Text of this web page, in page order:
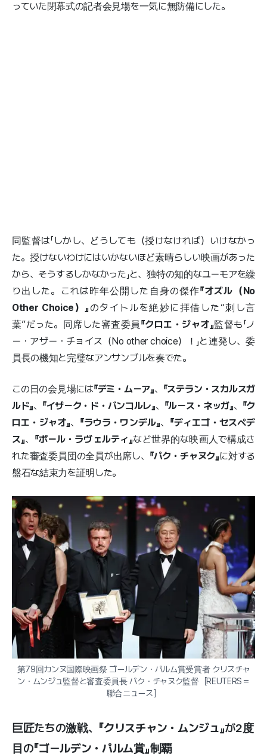
っていた閉幕式の記者会見場を一気に無防備にした。
同監督は「しかし、どうしても（授けなければ）いけなかっ
た。授けないわけにはいかないほど素晴らしい映画があった
から、そうするしかなかった」と、独特の知的なユーモアを繰
り出した。これは昨年公開した自身の傑作『オズル（No
Other Choice）』 のタイトルを絶妙に拝借した“刺し言
葉”だった。同席した審査委員 『クロエ・ジャオ』監督も「ノ
ー・アザー・チョイス（No other choice）！」と連発し、委
員長の機知と完璧なアンサンブルを奏でた。
この日の会見場には『デミ・ムーア』、 『ステラン・スカルスガ
ルド』、 『イザーク・ド・バンコルレ』、 『ルース・ネッガ』、 『ク
ロエ・ジャオ』、 『ラウラ・ワンデル』、 『ディエゴ・セスペデ
ス』、 『ポール・ラヴェルティ』など世界的な映画人で構成さ
れた審査委員団の全員が出席し、 『パク・チャヌク』に対する
盤石な結束力を証明した。
第79回カンヌ国際映画祭 ゴールデン・パルム賞受賞者 クリスチャ
ン・ムンジュ監督と審査委員長 パク・チャヌク監督［REUTERS＝
聯合ニュース］
巨匠たちの激戦、 『クリスチャン・ムンジュ』が2度
目の『ゴールデン・パルム賞』制覇